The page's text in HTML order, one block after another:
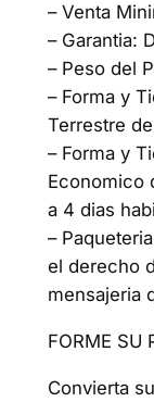
– Venta
– Garantia:
– Peso del
– Forma y
Terrestre
– Forma y
Economico
a 4 dias
–
el derecho
mensajeria
FORME SU
Convierta